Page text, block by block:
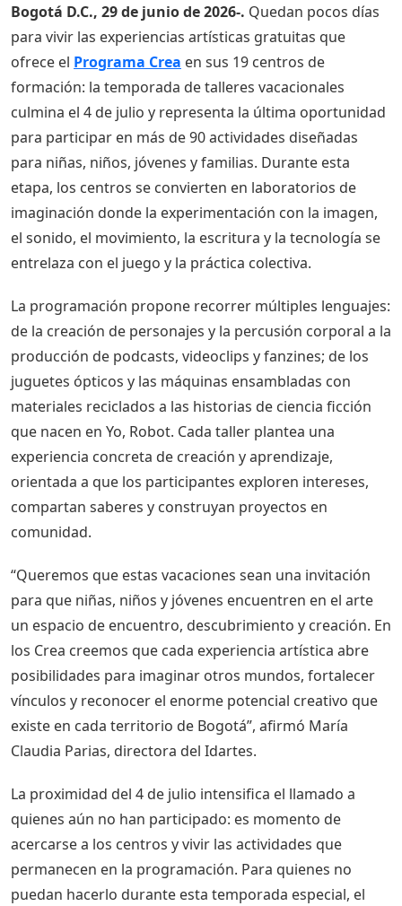
Bogotá D.C., 29 de junio de 2026-. Quedan pocos días
para vivir las experiencias artísticas gratuitas que
ofrece el Programa Crea en sus 19 centros de
formación: la temporada de talleres vacacionales
culmina el 4 de julio y representa la última oportunidad
para participar en más de 90 actividades diseñadas
para niñas, niños, jóvenes y familias. Durante esta
etapa, los centros se convierten en laboratorios de
imaginación donde la experimentación con la imagen,
el sonido, el movimiento, la escritura y la tecnología se
entrelaza con el juego y la práctica colectiva.
La programación propone recorrer múltiples lenguajes:
de la creación de personajes y la percusión corporal a la
producción de podcasts, videoclips y fanzines; de los
juguetes ópticos y las máquinas ensambladas con
materiales reciclados a las historias de ciencia ficción
que nacen en Yo, Robot. Cada taller plantea una
experiencia concreta de creación y aprendizaje,
orientada a que los participantes exploren intereses,
compartan saberes y construyan proyectos en
comunidad.
“Queremos que estas vacaciones sean una invitación
para que niñas, niños y jóvenes encuentren en el arte
un espacio de encuentro, descubrimiento y creación. En
los Crea creemos que cada experiencia artística abre
posibilidades para imaginar otros mundos, fortalecer
vínculos y reconocer el enorme potencial creativo que
existe en cada territorio de Bogotá”, afirmó María
Claudia Parias, directora del Idartes.
La proximidad del 4 de julio intensifica el llamado a
quienes aún no han participado: es momento de
acercarse a los centros y vivir las actividades que
permanecen en la programación. Para quienes no
puedan hacerlo durante esta temporada especial, el